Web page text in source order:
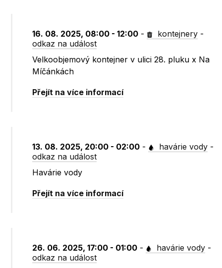
16. 08. 2025, 08:00 - 12:00 - kontejnery -
odkaz na událost
Velkoobjemový kontejner v ulici 28. pluku x Na
Míčánkách
Přejít na více informací
13. 08. 2025, 20:00 - 02:00 - havárie vody -
odkaz na událost
Havárie vody
Přejít na více informací
26. 06. 2025, 17:00 - 01:00 - havárie vody -
odkaz na událost